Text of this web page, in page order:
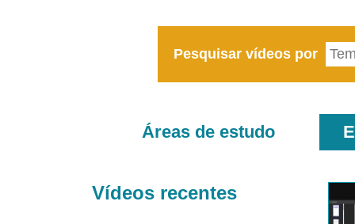
Pesquisar vídeos por
Áreas de estudo
Vídeos recentes